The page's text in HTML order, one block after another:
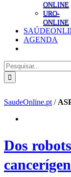
ONLINE
URO-
ONLINE
AGENDA
Pesquisar
SaudeOnline.pt /
Dos